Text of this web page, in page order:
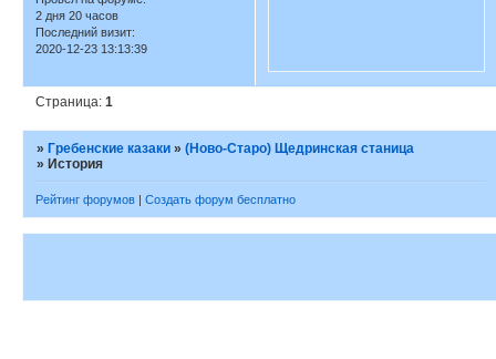
2 дня 20 часов
Последний визит:
2020-12-23 13:13:39
Страница:1
» Гребенские казаки »(Ново-Старо) Щедринская станица
» История
Рейтинг форумов | Создать форум бесплатно